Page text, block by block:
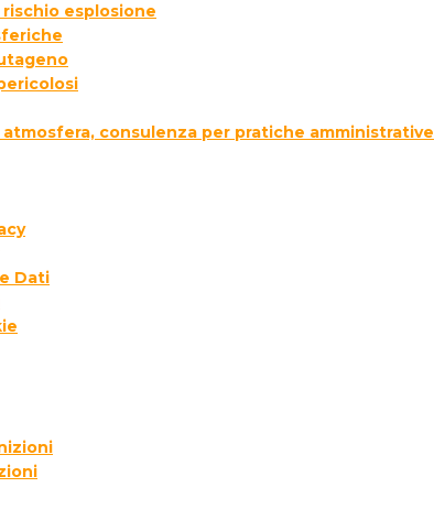
rischio esplosione
consulenza per pratiche amministrative
Dati